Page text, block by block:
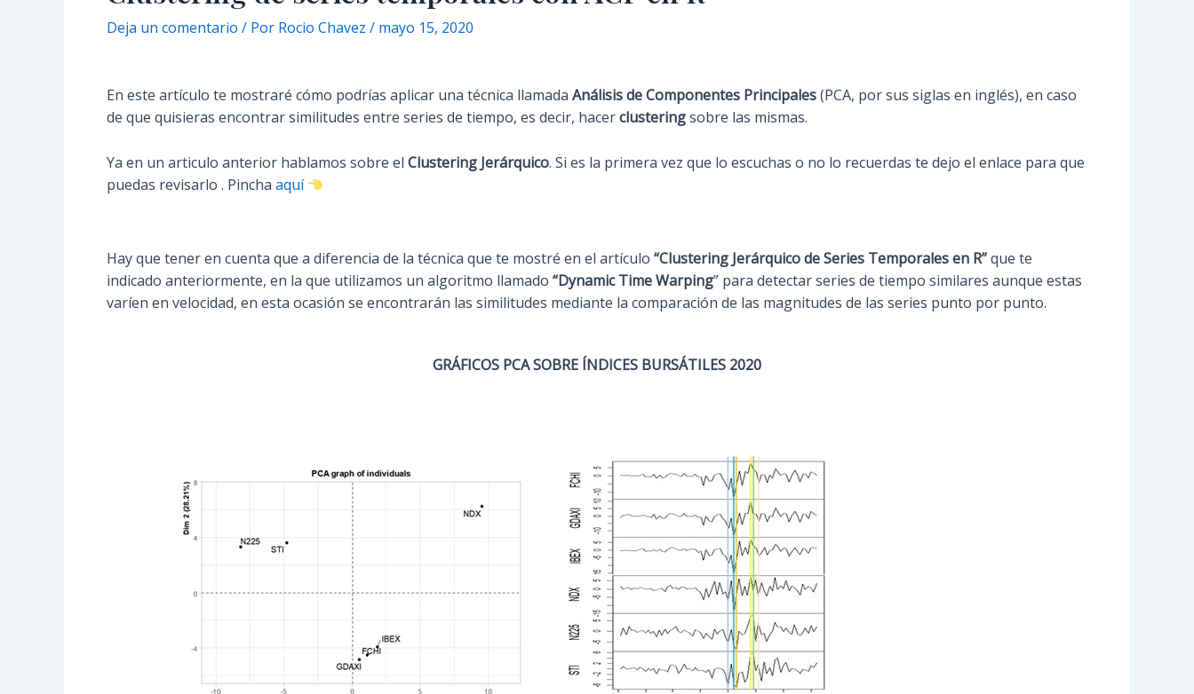
Deja un comentario / Por Rocio Chavez / mayo 15, 2020
En este artículo te mostraré cómo podrías aplicar una técnica llamada Análisis de Componentes Principales(PCA, por sus siglas en inglés), en caso
de que quisieras encontrar similitudes entre series de tiempo, es decir, hacerclusteringsobre las mismas.
Ya en un articulo anterior hablamos sobre el Clustering Jerárquico. Si es la primera vez que lo escuchas o no lo recuerdas te dejo el enlace para que
puedas revisarlo . Pincha aquí
Hay que tener en cuenta que a diferencia de la técnica que te mostré en el artículo “Clustering Jerárquico de Series Temporales en R”que te
indicado anteriormente, en la que utilizamos un algoritmo llamado “Dynamic Time Warping” para detectar series de tiempo similares aunque estas
varíen en velocidad, en esta ocasión se encontrarán las similitudes mediante la comparación de las magnitudes de las series punto por punto.
GRÁFICOS PCA SOBRE ÍNDICES BURSÁTILES 2020